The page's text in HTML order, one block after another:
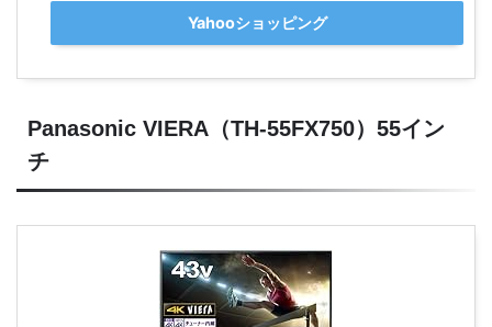
Yahooショッピング
Panasonic VIERA（TH-55FX750）55イン
チ